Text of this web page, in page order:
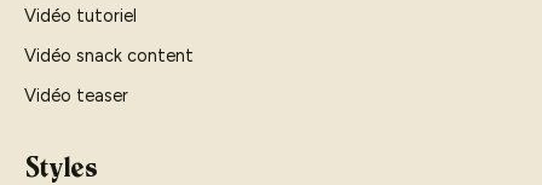
Vidéo tutoriel
Vidéo snack content
Vidéo teaser
Styles